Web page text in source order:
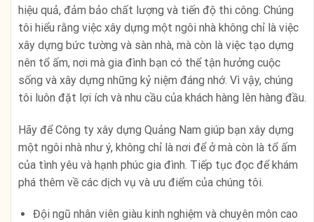
hiệu quả, đảm bảo chất lượng và tiến độ thi công. Chúng
tôi hiểu rằng việc xây dựng một ngôi nhà không chỉ là việc
xây dựng bức tường và sàn nhà, mà còn là việc tạo dựng
nên tổ ấm, nơi mà gia đình bạn có thể tận hưởng cuộc
sống và xây dựng những kỷ niệm đáng nhớ. Vì vậy, chúng
tôi luôn đặt lợi ích và nhu cầu của khách hàng lên hàng đầu.
Hãy để Công ty xây dựng Quảng Nam giúp bạn xây dựng
một ngôi nhà như ý, không chỉ là nơi để ở mà còn là tổ ấm
của tình yêu và hạnh phúc gia đình. Tiếp tục đọc để khám
phá thêm về các dịch vụ và ưu điểm của chúng tôi.
Đội ngũ nhân viên giàu kinh nghiệm và chuyên môn cao